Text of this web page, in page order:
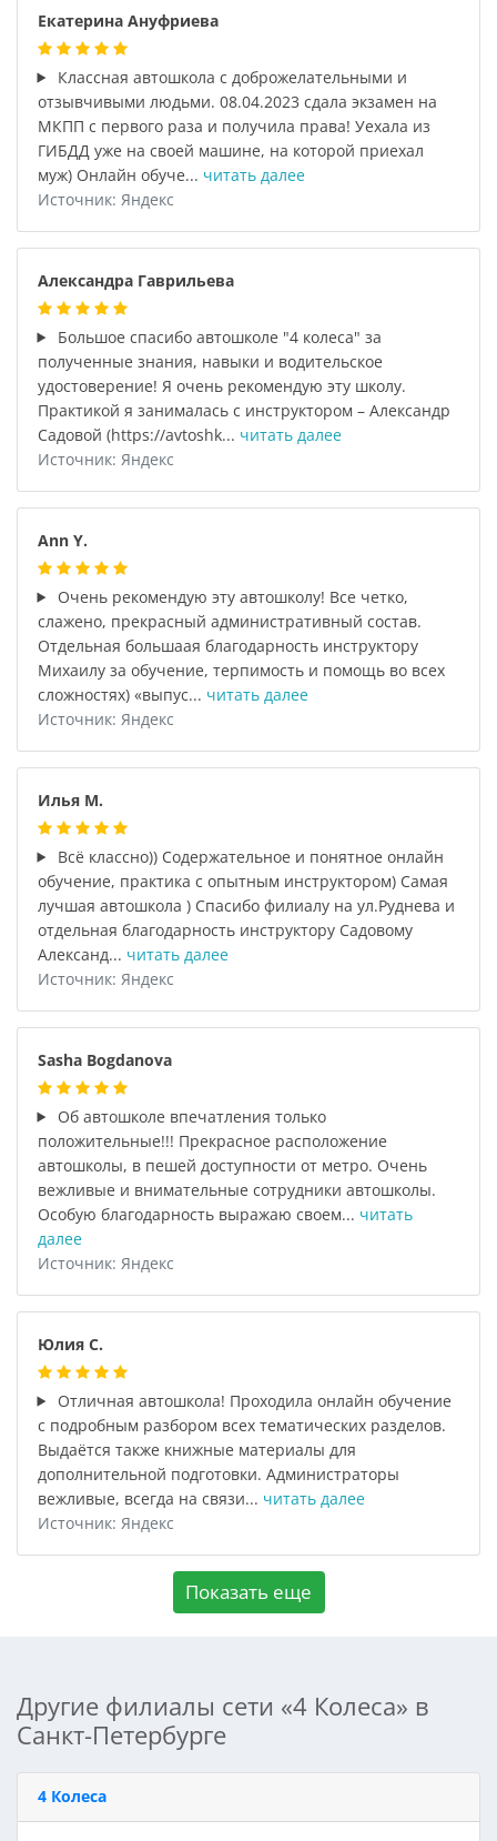
Екатерина Ануфриева
Классная автошкола с доброжелательными и
отзывчивыми людьми. 08.04.2023 сдала экзамен на
МКПП с первого раза и получила права! Уехала из
ГИБДД уже на своей машине, на которой приехал
муж) Онлайн обуче... читать далее
Источник: Яндекс
Александра Гаврильева
Большое спасибо автошколе "4 колеса" за
полученные знания, навыки и водительское
удостоверение! Я очень рекомендую эту школу.
Практикой я занималась с инструктором – Александр
Садовой (https://avtoshk... читать далее
Источник: Яндекс
Ann Y.
Очень рекомендую эту автошколу! Все четко,
слажено, прекрасный административный состав.
Отдельная большаая благодарность инструктору
Михаилу за обучение, терпимость и помощь во всех
сложностях) «выпус... читать далее
Источник: Яндекс
Илья М.
Всё классно)) Содержательное и понятное онлайн
обучение, практика с опытным инструктором) Самая
лучшая автошкола ) Спасибо филиалу на ул.Руднева и
отдельная благодарность инструктору Садовому
Александ... читать далее
Источник: Яндекс
Sasha Bogdanova
Об автошколе впечатления только
положительные!!! Прекрасное расположение
автошколы, в пешей доступности от метро. Очень
вежливые и внимательные сотрудники автошколы.
Особую благодарность выражаю своем... читать
далее
Источник: Яндекс
Юлия С.
Отличная автошкола! Проходила онлайн обучение
с подробным разбором всех тематических разделов.
Выдаётся также книжные материалы для
дополнительной подготовки. Администраторы
вежливые, всегда на связи... читать далее
Источник: Яндекс
Показать еще
Другие филиалы сети «4 Колеса» в
Санкт-Петербурге
4 Колеса